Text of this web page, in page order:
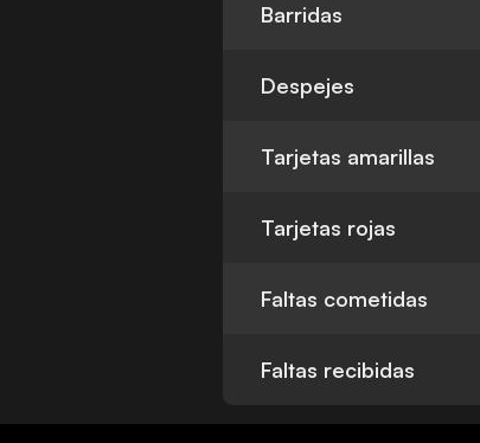
Barridas
Despejes
Tarjetas amarillas
Tarjetas rojas
Faltas cometidas
Faltas recibidas